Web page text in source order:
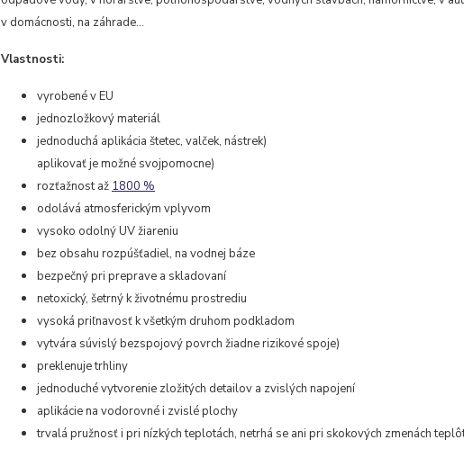
v domácnosti, na záhrade...
Vlastnosti:
vyrobené v EU
jednozložkový materiál
jednoduchá aplikácia štetec, valček, nástrek)
aplikovať je možné svojpomocne)
rozťažnost až 1800 %
odolává atmosferickým vplyvom
vysoko odolný UV žiareniu
bez obsahu rozpúšťadiel, na vodnej báze
bezpečný pri preprave a skladovaní
netoxický, šetrný k životnému prostrediu
vysoká priľnavosť k všetkým druhom podkladom
vytvára súvislý bezspojový povrch žiadne rizikové spoje)
preklenuje trhliny
jednoduché vytvorenie zložitých detailov a zvislých napojení
aplikácie na vodorovné i zvislé plochy
trvalá pružnosť i pri nízkých teplotách, netrhá se ani pri skokových zmenách